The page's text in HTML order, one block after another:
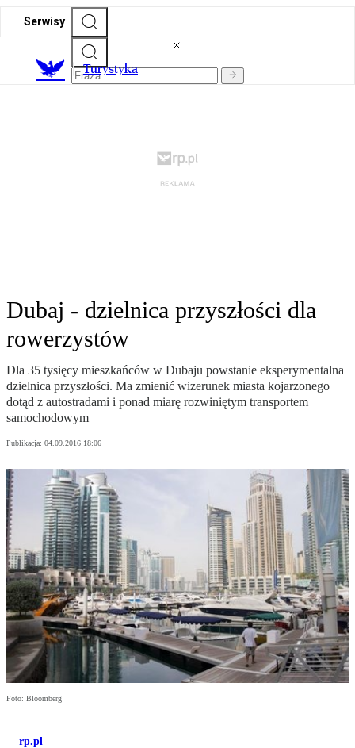
Serwisy
Turystyka
Dubaj - dzielnica przyszłości dla
rowerzystów
Dla 35 tysięcy mieszkańców w Dubaju powstanie eksperymentalna
dzielnica przyszłości. Ma zmienić wizerunek miasta kojarzonego
dotąd z autostradami i ponad miarę rozwiniętym transportem
samochodowym
Publikacja: 04.09.2016 18:06
Foto: Bloomberg
rp.pl